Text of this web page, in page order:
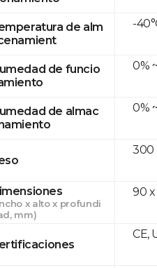
de alm
de funcio
de almac
x alto x profundi
mm)
-
0%
0%
300
90 x
CE,